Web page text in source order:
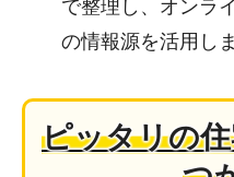
で整理し、オンラ
の情報源を活用し
ピッタリの